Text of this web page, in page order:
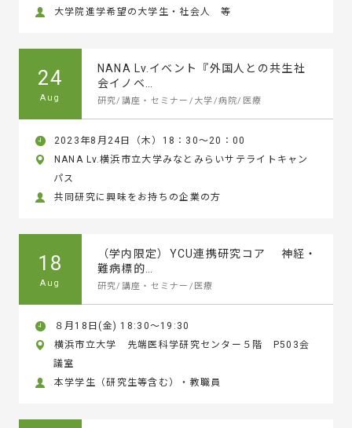
大学院進学希望の大学生・社会人 等
24
Aug
NANA Lv.イベント『外国人との共生社
会イノベ…
研究/講座・セミナー/大学/病院/医療
2023年8月24日（木）18：30～20：00
NANA Lv.横浜市立大学みなとみらいサテライトキャン
パス
共同研究に興味をお持ちの企業の方
18
Aug
（学内限定）YCU連携研究コア 神経・
難病標的…
研究/講座・セミナー/医療
８月18日(金) 18:30～19:30
横浜市立大学 先端医科学研究センター５階 P503会
議室
本学学生（研究生等含む）・教職員